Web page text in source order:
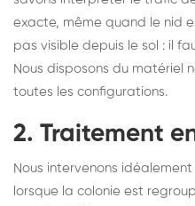
exacte, même quand le nid
pas visible depuis le sol : il
Nous disposons du matériel
toutes les configurations.
2. Traitement
Nous intervenons
lorsque la colonie est